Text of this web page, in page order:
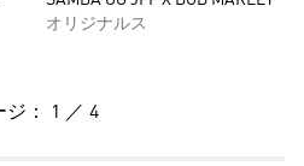
オリジナルス
ジ： 1 ／ 4